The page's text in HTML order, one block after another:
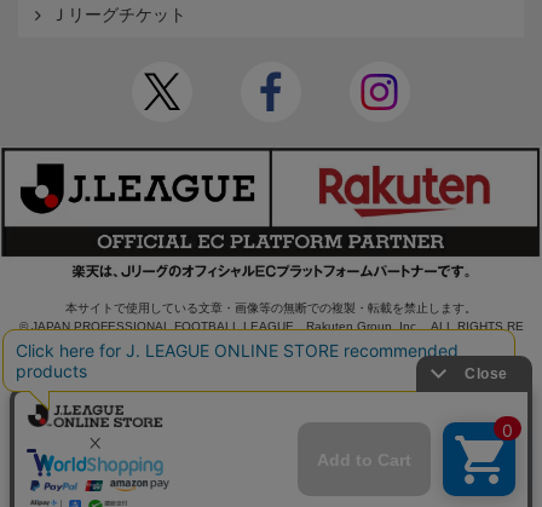
Ｊリーグチケット
本サイトで使用している文章・画像等の無断での複製・転載を禁止します。
© JAPAN PROFESSIONAL FOOTBALL LEAGUE Rakuten Group, Inc. ALL RIGHTS RE
SERVED.